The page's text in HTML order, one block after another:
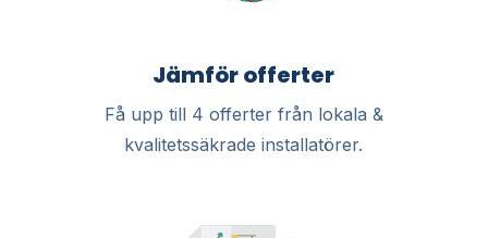
Jämför offerter
Få upp till 4 offerter från lokala &
kvalitetssäkrade installatörer.